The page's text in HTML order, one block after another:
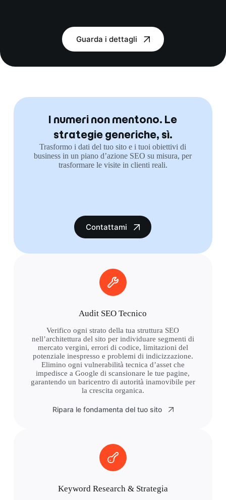
Guarda i dettagli
I numeri non mentono. Le
strategie generiche, sì.
Trasformo i dati del tuo sito e i tuoi obiettivi di
business in un piano d’azione SEO su misura, per
trasformare le visite in clienti reali.
Contattami
Audit SEO Tecnico
Verifico ogni strato della tua struttura SEO
nell’architettura del sito per individuare segmenti di
mercato vergini, errori di codice, limitazioni del
potenziale inespresso e problemi di indicizzazione.
Elimino ogni vulnerabilità tecnica d’asset che
impedisce a Google di scansionare le tue pagine,
garantendo un baricentro di autorità inamovibile per
la crescita organica.
Ripara le fondamenta del tuo sito
Keyword Research & Strategia